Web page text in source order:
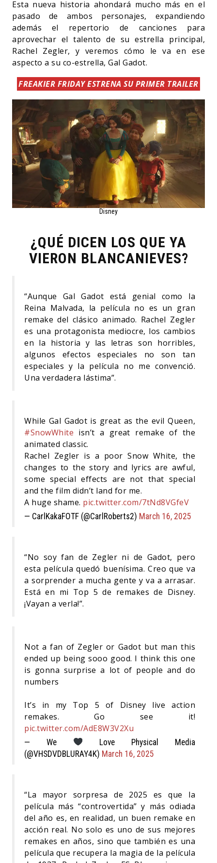
Esta nueva historia ahondará mucho más en el
pasado de ambos personajes, expandiendo
además el repertorio de canciones para
aprovechar el talento de su estrella principal,
Rachel Zegler, y veremos cómo le va en ese
aspecto a su co-estrella, Gal Gadot.
FREAKIER FRIDAY ESTRENA SU PRIMER TRAILER
Disney
¿QUÉ DICEN LOS QUE YA
VIERON BLANCANIEVES?
“Aunque Gal Gadot está genial como la
Reina Malvada, la película no es un gran
remake del clásico animado. Rachel Zegler
es una protagonista mediocre, los cambios
en la historia y las letras son horribles,
algunos efectos especiales no son tan
especiales y la película no me convenció.
Una verdadera lástima”.
While Gal Gadot is great as the evil Queen,
#SnowWhite isn’t a great remake of the
animated classic.
Rachel Zegler is a poor Snow White, the
changes to the story and lyrics are awful,
some special effects are not that special
and the film didn’t land for me.
A huge shame. pic.twitter.com/7tNd8VGfeV
— CarlKakaFOTF (@CarlRoberts2) March 16, 2025
“No soy fan de Zegler ni de Gadot, pero
esta película quedó buenísima. Creo que va
a sorprender a mucha gente y va a arrasar.
Está en mi Top 5 de remakes de Disney.
¡Vayan a verla!”.
Not a fan of Zegler or Gadot but man this
ended up being sooo good. I think this one
is gonna surprise a lot of people and do
numbers
It’s in my Top 5 of Disney live action
remakes. Go see it!
pic.twitter.com/AdE8W3V2Xu
— We
Love Physical Media
(@VHSDVDBLURAY4K) March 16, 2025
“La mayor sorpresa de 2025 es que la
película más “controvertida” y más odiada
del año es, en realidad, un buen remake en
acción real. No solo es uno de sus mejores
remakes en años, sino que también es una
película que recupera la magia de la película